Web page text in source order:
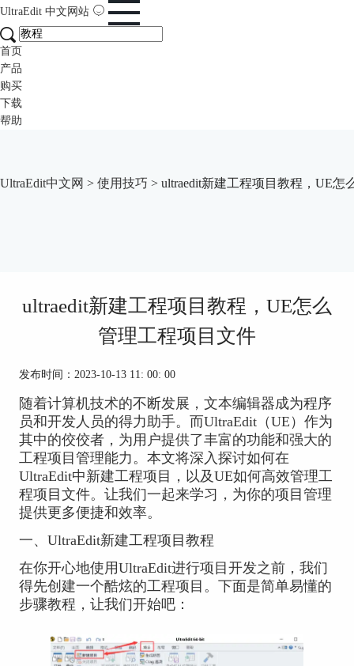
UltraEdit 中文网站
首页
产品
购买
下载
帮助
UltraEdit中文网 > 使用技巧 > ultraedit新建工程项目教程，UE怎
ultraedit新建工程项目教程，UE怎么
管理工程项目文件
发布时间：2023-10-13 11: 00: 00
随着计算机技术的不断发展，文本编辑器成为程序
员和开发人员的得力助手。而UltraEdit（UE）作为
其中的佼佼者，为用户提供了丰富的功能和强大的
工程项目管理能力。本文将深入探讨如何在
UltraEdit中新建工程项目，以及UE如何高效管理工
程项目文件。让我们一起来学习，为你的项目管理
提供更多便捷和效率。
一、UltraEdit新建工程项目教程
在你开心地使用UltraEdit进行项目开发之前，我们
得先创建一个酷炫的工程项目。下面是简单易懂的
步骤教程，让我们开始吧：